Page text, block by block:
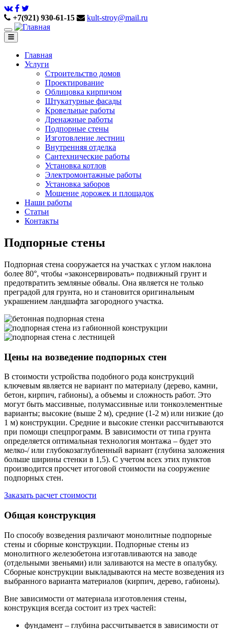
+7(921) 930-61-15 kult-stroy@mail.ru
Главная
Услуги
Строительство домов
Проектирование
Облицовка кирпичом
Штукатурные фасады
Кровельные работы
Дренажные работы
Подпорные стены
Изготовление лестниц
Внутренняя отделка
Сантехнические работы
Установка котлов
Электромонтажные работы
Установка заборов
Мощение дорожек и площадок
Наши работы
Статьи
Контакты
Подпорные стены
Подпорная стена сооружается на участках с углом наклона
более 80°, чтобы «законсервировать» подвижный грунт и
предотвратить земляные обвалы. Она является не только
преградой для грунта, но и становится оригинальным
украшением ландшафта загородного участка.
Цены на возведение подпорных стен
В стоимости устройства подобного рода конструкций
ключевым является не вариант по материалу (дерево, камни,
бетон, кирпич, габионы), а объемы и сложность работ. Это
могут быть массивные, полумассивные или тонкоэлементные
варианты; высокие (выше 2 м), средние (1-2 м) или низкие (до
1 м) конструкции. Средние и высокие стенки рассчитываются
при помощи спецпрограмм. В зависимости от типа грунта
определяется оптимальная технология монтажа – будет это
мелко-/ или глубокозаглубленный вариант (глубина заложения
больше ширины стенки в 1,5). С учетом всех этих пунктов
производится просчет итоговой стоимости на сооружение
подпорных стен.
Заказать расчет стоимости
Общая конструкция
По способу возведения различают монолитные подпорные
стены и сборные конструкции. Подпорные стены из
монолитного железобетона изготавливаются на заводе
(отдельными звеньями) или заливаются на месте в опалубку.
Сборные конструкции выкладываются на месте возведения из
выбранного варианта материалов (кирпич, дерево, габионы).
Вне зависимости от материала изготовления стены,
конструкция всегда состоит из трех частей:
фундамент – глубина рассчитывается в зависимости от